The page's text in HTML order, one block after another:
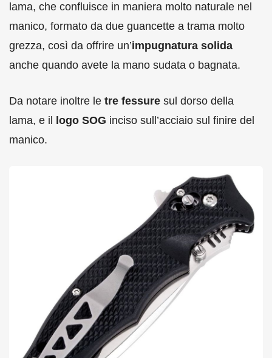
lama, che confluisce in maniera molto naturale nel
manico, formato da due guancette a trama molto
grezza, così da offrire un’impugnatura solida
anche quando avete la mano sudata o bagnata.
Da notare inoltre le tre fessure sul dorso della
lama, e il
logo SOG inciso sull’acciaio sul finire del
manico.